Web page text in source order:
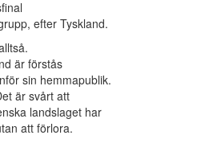
efter Tyskland.
är förstås
sin hemmapublik.
är svårt att
landslaget har
att förlora.